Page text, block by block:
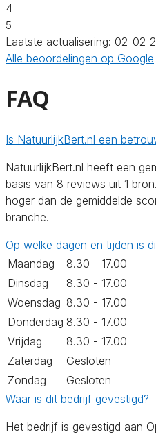
4
5
Laatste actualisering: 02-02-
Alle beoordelingen op Google
FAQ
Is NatuurlijkBert.nl een
NatuurlijkBert.nl heeft een
basis van 8 reviews uit 1
hoger dan de gemiddelde
branche.
Op welke dagen en tijden is
Maandag
8.30 - 17.00
Dinsdag
8.30 - 17.00
Woensdag 8.30 - 17.00
Donderdag 8.30 - 17.00
Vrijdag
8.30 - 17.00
Zaterdag
Gesloten
Zondag
Gesloten
Waar is dit bedrijf gevestigd?
Het bedrijf is gevestigd aan